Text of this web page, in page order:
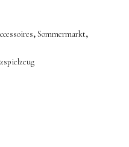
für Kinder
,Sommermarkt,